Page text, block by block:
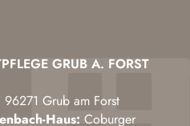
GRUB A. FORST
96271 Grub am Forst
Haus: Coburger